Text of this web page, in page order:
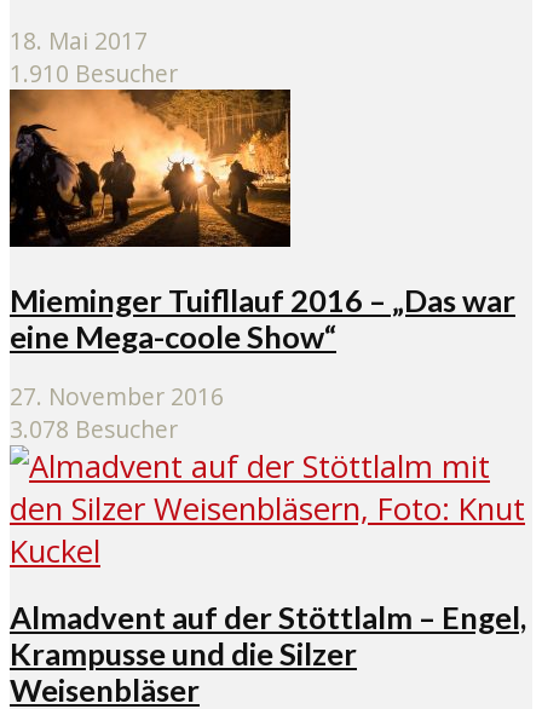
18. Mai 2017
1.910 Besucher
Mieminger Tuifllauf 2016 – „Das war
eine Mega-coole Show“
27. November 2016
3.078 Besucher
Almadvent auf der Stöttlalm – Engel,
Krampusse und die Silzer
Weisenbläser